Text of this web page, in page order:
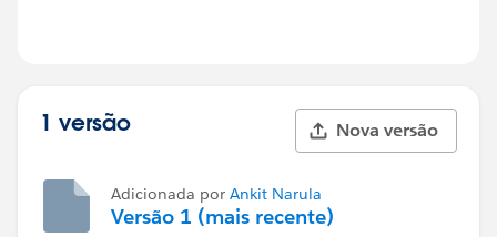
1 versão Nova versão
Adicionada por Ankit Narula
Versão 1 (mais recente)